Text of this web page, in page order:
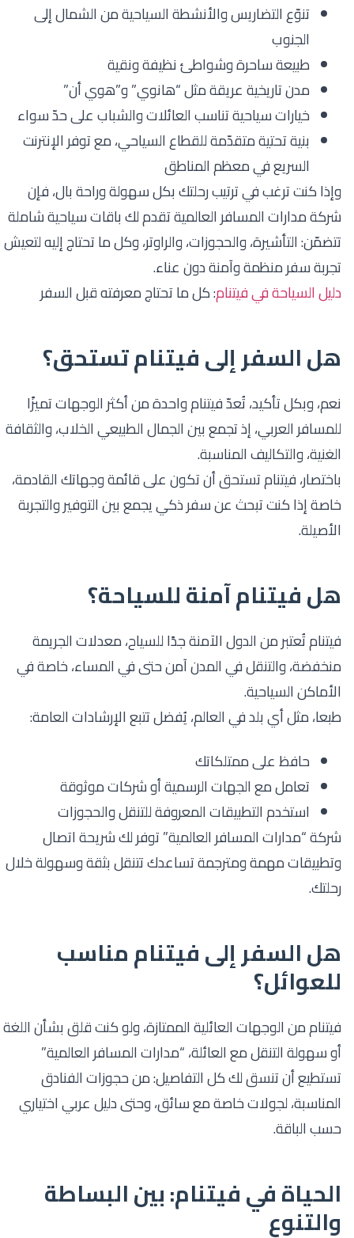
تنوّع التضاريس والأنشطة السياحية من الشمال إلى
الجنوب
طبيعة ساحرة وشواطئ نظيفة ونقية
مدن تاريخية عريقة مثل “هانوي” و”هوي أن”
خيارات سياحية تناسب العائلات والشباب على حدّ سواء
بنية تحتية متقدّمة للقطاع السياحي، مع توفر الإنترنت
السريع في معظم المناطق
وإذا كنت ترغب في ترتيب رحلتك بكل سهولة وراحة بال، فإن
شركة مدارات المسافر العالمية تقدم لك باقات سياحية شاملة
تتضمّن: التأشيرة، والحجوزات، والراوتر، وكل ما تحتاج إليه لتعيش
تجربة سفر منظمة وآمنة دون عناء.
دليل السياحة في فيتنام: كل ما تحتاج معرفته قبل السفر
هل السفر إلى فيتنام تستحق؟
نعم، وبكل تأكيد، تُعدّ فيتنام واحدة من أكثر الوجهات تميزًا
للمسافر العربي، إذ تجمع بين الجمال الطبيعي الخلاب، والثقافة
الغنية، والتكاليف المناسبة.
باختصار، فيتنام تستحق أن تكون على قائمة وجهاتك القادمة،
خاصة إذا كنت تبحث عن سفر ذكي يجمع بين التوفير والتجربة
الأصيلة.
هل فيتنام آمنة للسياحة؟
فيتنام تُعتبر من الدول الآمنة جدًا للسياح، معدلات الجريمة
منخفضة، والتنقل في المدن آمن حتى في المساء، خاصة في
الأماكن السياحية.
طبعا، مثل أي بلد في العالم، يُفضل تتبع الإرشادات العامة:
حافظ على ممتلكاتك
تعامل مع الجهات الرسمية أو شركات موثوقة
استخدم التطبيقات المعروفة للتنقل والحجوزات
شركة “مدارات المسافر العالمية” توفر لك شريحة اتصال
وتطبيقات مهمة ومترجمة تساعدك تتنقل بثقة وسهولة خلال
رحلتك.
هل السفر إلى فيتنام مناسب
للعوائل؟
فيتنام من الوجهات العائلية الممتازة، ولو كنت قلق بشأن اللغة
أو سهولة التنقل مع العائلة، “مدارات المسافر العالمية”
تستطيع أن تنسق لك كل التفاصيل: من حجوزات الفنادق
المناسبة، لجولات خاصة مع سائق، وحتى دليل عربي اختياري
حسب الباقة.
الحياة في فيتنام: بين البساطة
والتنوع